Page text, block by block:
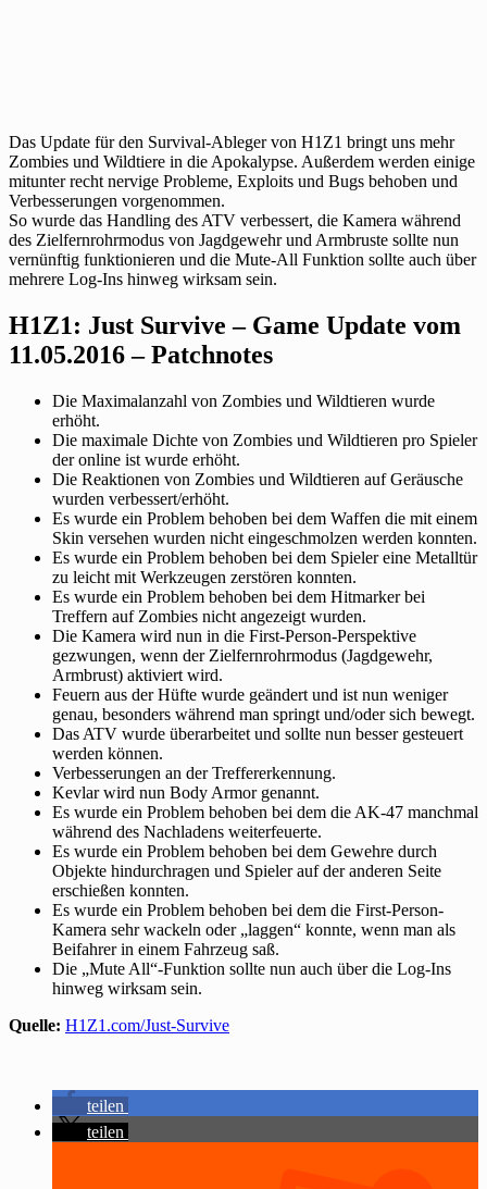
Das Update für den Survival-Ableger von H1Z1 bringt uns mehr
Zombies und Wildtiere in die Apokalypse. Außerdem werden einige
mitunter recht nervige Probleme, Exploits und Bugs behoben und
Verbesserungen vorgenommen.
So wurde das Handling des ATV verbessert, die Kamera während
des Zielfernrohrmodus von Jagdgewehr und Armbruste sollte nun
vernünftig funktionieren und die Mute-All Funktion sollte auch über
mehrere Log-Ins hinweg wirksam sein.
H1Z1: Just Survive – Game Update vom
11.05.2016 – Patchnotes
Die Maximalanzahl von Zombies und Wildtieren wurde
erhöht.
Die maximale Dichte von Zombies und Wildtieren pro Spieler
der online ist wurde erhöht.
Die Reaktionen von Zombies und Wildtieren auf Geräusche
wurden verbessert/erhöht.
Es wurde ein Problem behoben bei dem Waffen die mit einem
Skin versehen wurden nicht eingeschmolzen werden konnten.
Es wurde ein Problem behoben bei dem Spieler eine Metalltür
zu leicht mit Werkzeugen zerstören konnten.
Es wurde ein Problem behoben bei dem Hitmarker bei
Treffern auf Zombies nicht angezeigt wurden.
Die Kamera wird nun in die First-Person-Perspektive
gezwungen, wenn der Zielfernrohrmodus (Jagdgewehr,
Armbrust) aktiviert wird.
Feuern aus der Hüfte wurde geändert und ist nun weniger
genau, besonders während man springt und/oder sich bewegt.
Das ATV wurde überarbeitet und sollte nun besser gesteuert
werden können.
Verbesserungen an der Treffererkennung.
Kevlar wird nun Body Armor genannt.
Es wurde ein Problem behoben bei dem die AK-47 manchmal
während des Nachladens weiterfeuerte.
Es wurde ein Problem behoben bei dem Gewehre durch
Objekte hindurchragen und Spieler auf der anderen Seite
erschießen konnten.
Es wurde ein Problem behoben bei dem die First-Person-
Kamera sehr wackeln oder „laggen“ konnte, wenn man als
Beifahrer in einem Fahrzeug saß.
Die „Mute All“-Funktion sollte nun auch über die Log-Ins
hinweg wirksam sein.
Quelle: H1Z1.com/Just-Survive
teilen
teilen